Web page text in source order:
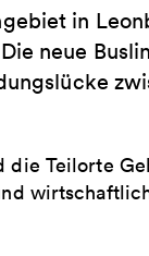
in
neue
die Teilorte